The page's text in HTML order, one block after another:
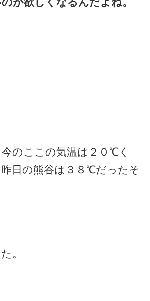
のここの気温は２０℃く
日の熊谷は３８℃だったそ
。